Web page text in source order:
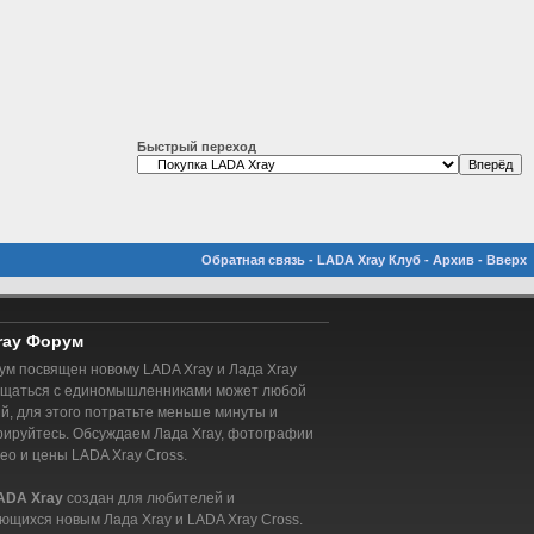
Быстрый переход
Обратная связь - LADA Xray Клуб - Архив - Вверх
Форум
посвящен новому LADA Xray и Лада Xray
с единомышленниками может любой
для этого потратьте меньше минуты и
Обсуждаем Лада Xray, фотографии
и цены LADA Xray Cross.
Xray создан для любителей и
новым Лада Xray и LADA Xray Cross.